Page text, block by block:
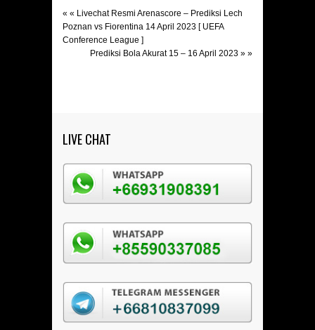
« « Livechat Resmi Arenascore – Prediksi Lech
Poznan vs Fiorentina 14 April 2023 [ UEFA
Conference League ]
Prediksi Bola Akurat 15 – 16 April 2023 » »
LIVE CHAT